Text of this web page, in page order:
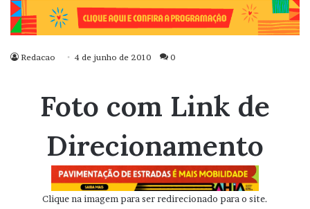
Redacao 4 de junho de 2010 0
Foto com Link de
Direcionamento
Clique na imagem para ser redirecionado para o site.